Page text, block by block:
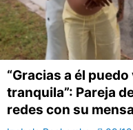
“Gracias a él
tranquila”: Pareja
redes con su